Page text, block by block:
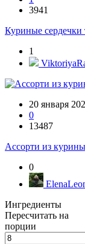
3941
Куриные
1
20 января
0
13487
Ассорти из
0
Ингредиенты
Пересчитать на
порции